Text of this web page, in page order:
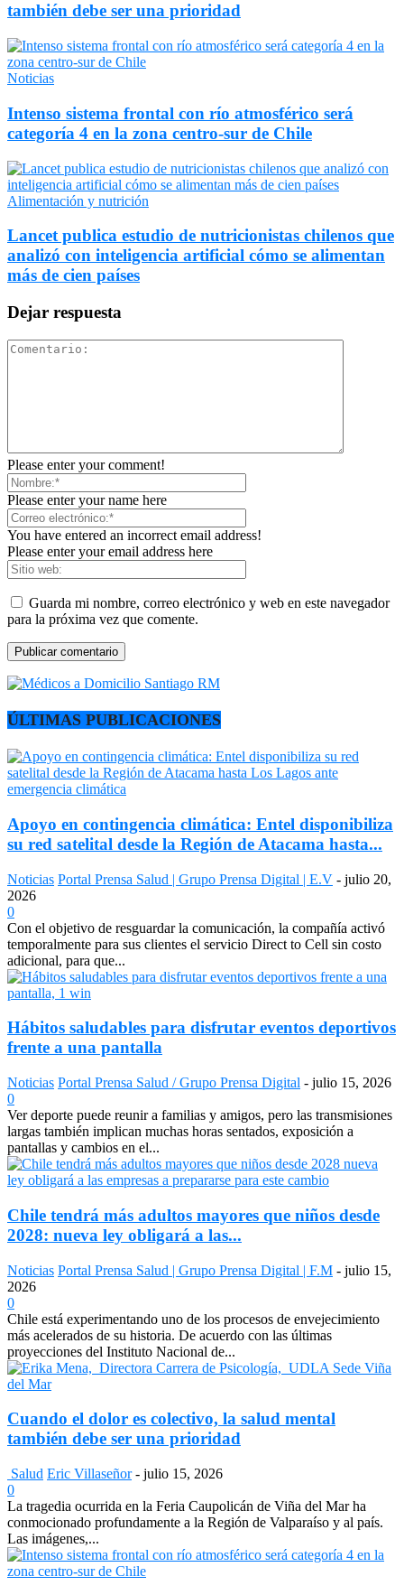
también debe ser una prioridad
Noticias
Intenso sistema frontal con río atmosférico será
categoría 4 en la zona centro-sur de Chile
Alimentación y nutrición
Lancet publica estudio de nutricionistas chilenos que
analizó con inteligencia artificial cómo se alimentan
más de cien países
Dejar respuesta
Please enter your comment!
Please enter your name here
You have entered an incorrect email address!
Please enter your email address here
Guarda mi nombre, correo electrónico y web en este navegador
para la próxima vez que comente.
ÚLTIMAS PUBLICACIONES
Apoyo en contingencia climática: Entel disponibiliza
su red satelital desde la Región de Atacama hasta...
Noticias Portal Prensa Salud | Grupo Prensa Digital | E.V - julio 20,
2026
0
Con el objetivo de resguardar la comunicación, la compañía activó
temporalmente para sus clientes el servicio Direct to Cell sin costo
adicional, para que...
Hábitos saludables para disfrutar eventos deportivos
frente a una pantalla
Noticias Portal Prensa Salud / Grupo Prensa Digital - julio 15, 2026
0
Ver deporte puede reunir a familias y amigos, pero las transmisiones
largas también implican muchas horas sentados, exposición a
pantallas y cambios en el...
Chile tendrá más adultos mayores que niños desde
2028: nueva ley obligará a las...
Noticias Portal Prensa Salud | Grupo Prensa Digital | F.M - julio 15,
2026
0
Chile está experimentando uno de los procesos de envejecimiento
más acelerados de su historia. De acuerdo con las últimas
proyecciones del Instituto Nacional de...
Cuando el dolor es colectivo, la salud mental
también debe ser una prioridad
Salud Eric Villaseñor - julio 15, 2026
0
La tragedia ocurrida en la Feria Caupolicán de Viña del Mar ha
conmocionado profundamente a la Región de Valparaíso y al país.
Las imágenes,...